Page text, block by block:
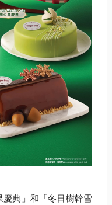
慶典」和「冬日樹幹雪